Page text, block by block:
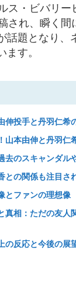
ス・ビバリー
され、瞬く間
話題となり、
す。
伸投手と丹羽仁希
山本由伸と丹羽仁
去のスキャンダル
との関係も注目さ
とファンの理想像
真相：ただの友人
の反応と今後の展